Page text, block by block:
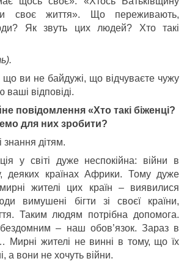
своє життя». Що переживають,
Як звуть цих людей? Хто такі
ви не байдужі, що відчуваєте чужу
відповіді.
повідомлення «Хто такі біженці?
для них зробити?
знання дітям.
у світі дуже неспокійна: війни в
деяких країнах Африки. Тому дуже
жителі цих країн – виявилися
вимушені бігти зі своєї країни,
Таким людям потрібна допомога.
– наш обов’язок. Зараз в
Мирні жителі не винні в тому, що їх
а вони не хочуть війни.